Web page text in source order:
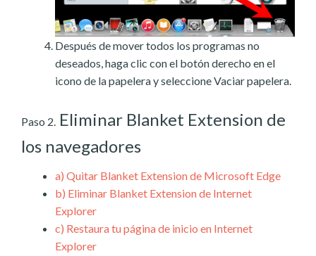
Después de mover todos los programas no
deseados, haga clic con el botón derecho en el
icono de la papelera y seleccione Vaciar papelera.
Paso 2. Eliminar Blanket Extension de
los navegadores
a) Quitar Blanket Extension de Microsoft Edge
b) Eliminar Blanket Extension de Internet
Explorer
c) Restaura tu página de inicio en Internet
Explorer